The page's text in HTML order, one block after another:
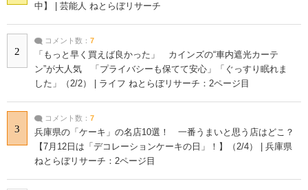
中】 | 芸能人 ねとらぼリサーチ
2
コメント数： 7
「もっと早く買えば良かった」 カインズの“車内遮光カーテ
ン”が大人気 「プライバシーも保てて安心」「ぐっすり眠れま
した」（2/2） | ライフ ねとらぼリサーチ：2ページ目
3
コメント数： 7
兵庫県の「ケーキ」の名店10選！ 一番うまいと思う店はどこ？
【7月12日は「デコレーションケーキの日」！】（2/4） | 兵庫県
ねとらぼリサーチ：2ページ目